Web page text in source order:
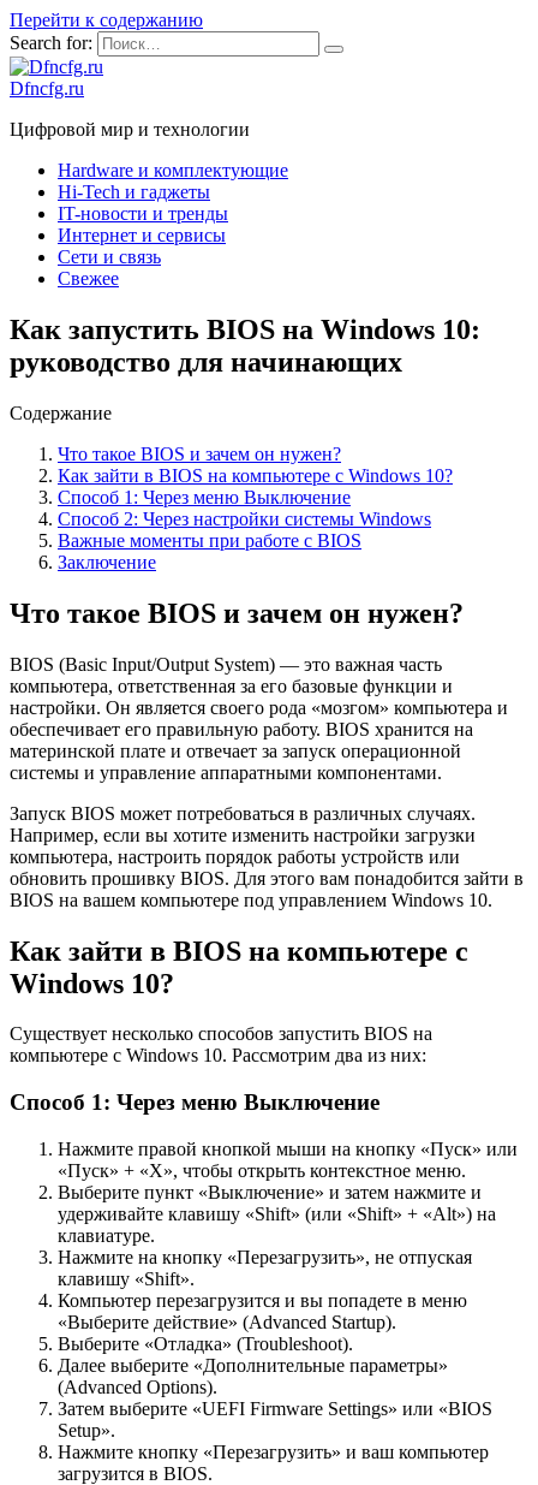
Перейти к содержанию
Search for:
Dfncfg.ru
Цифровой мир и технологии
Hardware и комплектующие
Hi-Tech и гаджеты
IT-новости и тренды
Интернет и сервисы
Сети и связь
Свежее
Как запустить BIOS на Windows 10:
руководство для начинающих
Содержание
Что такое BIOS и зачем он нужен?
Как зайти в BIOS на компьютере с Windows 10?
Способ 1: Через меню Выключение
Способ 2: Через настройки системы Windows
Важные моменты при работе с BIOS
Заключение
Что такое BIOS и зачем он нужен?
BIOS (Basic Input/Output System) — это важная часть
компьютера, ответственная за его базовые функции и
настройки. Он является своего рода «мозгом» компьютера и
обеспечивает его правильную работу. BIOS хранится на
материнской плате и отвечает за запуск операционной
системы и управление аппаратными компонентами.
Запуск BIOS может потребоваться в различных случаях.
Например, если вы хотите изменить настройки загрузки
компьютера, настроить порядок работы устройств или
обновить прошивку BIOS. Для этого вам понадобится зайти в
BIOS на вашем компьютере под управлением Windows 10.
Как зайти в BIOS на компьютере с
Windows 10?
Существует несколько способов запустить BIOS на
компьютере с Windows 10. Рассмотрим два из них:
Способ 1: Через меню Выключение
Нажмите правой кнопкой мыши на кнопку «Пуск» или
«Пуск» + «X», чтобы открыть контекстное меню.
Выберите пункт «Выключение» и затем нажмите и
удерживайте клавишу «Shift» (или «Shift» + «Alt») на
клавиатуре.
Нажмите на кнопку «Перезагрузить», не отпуская
клавишу «Shift».
Компьютер перезагрузится и вы попадете в меню
«Выберите действие» (Advanced Startup).
Выберите «Отладка» (Troubleshoot).
Далее выберите «Дополнительные параметры»
(Advanced Options).
Затем выберите «UEFI Firmware Settings» или «BIOS
Setup».
Нажмите кнопку «Перезагрузить» и ваш компьютер
загрузится в BIOS.